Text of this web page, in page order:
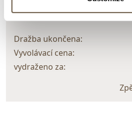
Marie Hlobilová -
Dražba ukončena:
Vyvolávací cena:
vydraženo za: